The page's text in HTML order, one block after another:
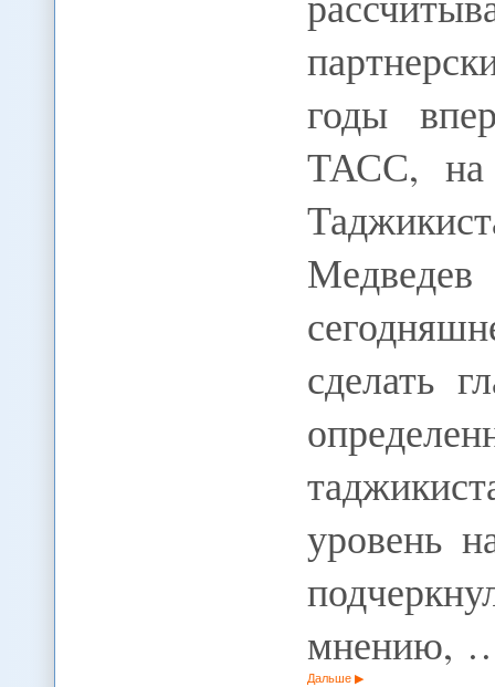
годы
ТАСС, на
сделать
уровень
мнению,
Дальше